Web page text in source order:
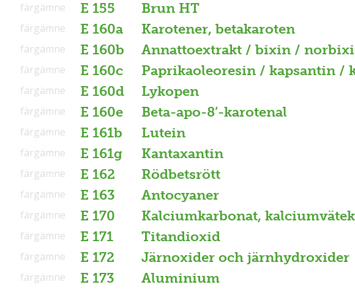
E 155 Brun HT
färgämne
E 160a Karotener, betakaroten
färgämne
E 160b Annattoextrakt / bixin /
färgämne
E 160c Paprikaoleoresin / kapsantin /
färgämne
E 160d Lykopen
färgämne
E 160e Beta-apo-8’-karotenal
färgämne
E 161b Lutein
färgämne
E 161g Kantaxantin
färgämne
E 162 Rödbetsrött
färgämne
E 163 Antocyaner
färgämne
E 170 Kalciumkarbonat,
färgämne
E 171 Titandioxid
färgämne
E 172 Järnoxider och järnhydroxider
färgämne
E 173 Aluminium
färgämne